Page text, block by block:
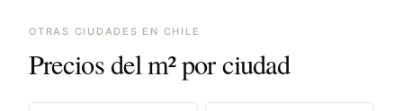
OTRAS CIUDADES EN CHILE
Precios del m² por ciudad